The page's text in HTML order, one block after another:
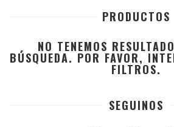
PRODUCTOS
NO TENEMOS
BÚSQUEDA. POR FAVOR,
FILTROS.
SEGUINOS